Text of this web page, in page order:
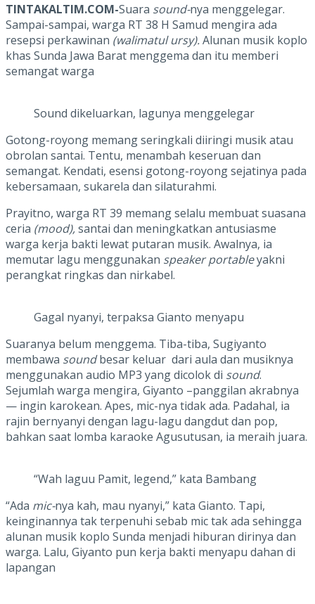
TINTAKALTIM.COM-Suara sound-nya menggelegar.
Sampai-sampai, warga RT 38 H Samud mengira ada
resepsi perkawinan (walimatul ursy).Alunan musik koplo
khas Sunda Jawa Barat menggema dan itu memberi
semangat warga
Sound dikeluarkan, lagunya menggelegar
Gotong-royong memang seringkali diiringi musik atau
obrolan santai. Tentu, menambah keseruan dan
semangat. Kendati, esensi gotong-royong sejatinya pada
kebersamaan, sukarela dan silaturahmi.
Prayitno, warga RT 39 memang selalu membuat suasana
ceria (mood),santai dan meningkatkan antusiasme
warga kerja bakti lewat putaran musik. Awalnya, ia
memutar lagu menggunakan speaker portableyakni
perangkat ringkas dan nirkabel.
Gagal nyanyi, terpaksa Gianto menyapu
Suaranya belum menggema. Tiba-tiba, Sugiyanto
membawa soundbesar keluar dari aula dan musiknya
menggunakan audio MP3 yang dicolok di sound.
Sejumlah warga mengira, Giyanto –panggilan akrabnya
— ingin karokean. Apes, mic-nya tidak ada. Padahal, ia
rajin bernyanyi dengan lagu-lagu dangdut dan pop,
bahkan saat lomba karaoke Agusutusan, ia meraih juara.
“Wah laguu Pamit, legend,” kata Bambang
“Ada mic-nya kah, mau nyanyi,” kata Gianto. Tapi,
keinginannya tak terpenuhi sebab mic tak ada sehingga
alunan musik koplo Sunda menjadi hiburan dirinya dan
warga. Lalu, Giyanto pun kerja bakti menyapu dahan di
lapangan